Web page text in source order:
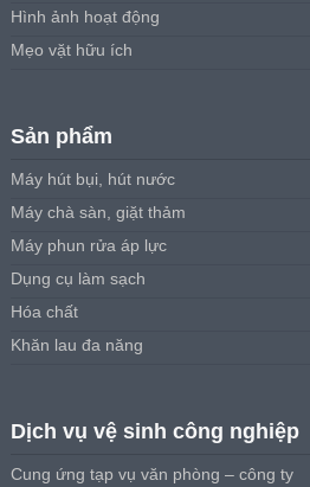
Hình ảnh hoạt động
Mẹo vặt hữu ích
Sản phẩm
Máy hút bụi, hút nước
Máy chà sàn, giặt thảm
Máy phun rửa áp lực
Dụng cụ làm sạch
Hóa chất
Khăn lau đa năng
Dịch vụ vệ sinh công nghiệp
Cung ứng tạp vụ văn phòng – công ty